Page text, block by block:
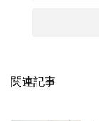
関連記事